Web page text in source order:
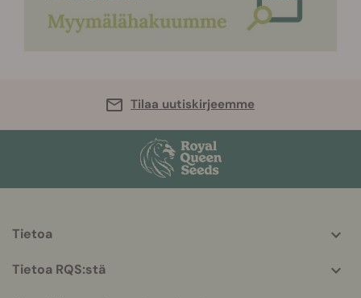
Tilaa uutiskirjeemme
info
Tietoa
Tietoa RQS:stä